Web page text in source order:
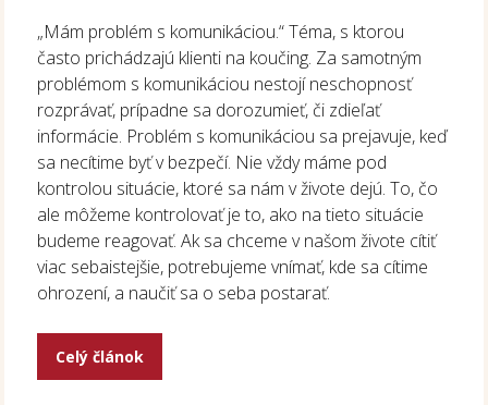
„Mám problém s komunikáciou.“ Téma, s ktorou
často prichádzajú klienti na koučing. Za samotným
problémom s komunikáciou nestojí neschopnosť
rozprávať, prípadne sa dorozumieť, či zdieľať
informácie. Problém s komunikáciou sa prejavuje, keď
sa necítime byť v bezpečí. Nie vždy máme pod
kontrolou situácie, ktoré sa nám v živote dejú. To, čo
ale môžeme kontrolovať je to, ako na tieto situácie
budeme reagovať. Ak sa chceme v našom živote cítiť
viac sebaistejšie, potrebujeme vnímať, kde sa cítime
ohrození, a naučiť sa o seba postarať.
Celý článok